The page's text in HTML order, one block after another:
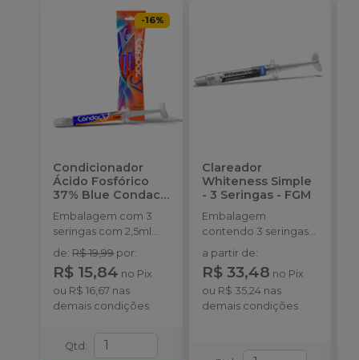
-16%
Condicionador
Ácido Fosfórico
37% Blue Condac-
FGM
Embalagem com 3
seringas com 2,5ml
cada uma e 3
ponteiras para
aplicação.
de:R$ 19,99 por:
R$ 15,84 no Pix
ou R$ 16,67 nas
demais condições
Qtd:
Clareador
Whiteness Simple
- 3 Seringas- FGM
Embalagem
contendo 3 seringas
com 3g de gel cada
uma.
a partir de:
R$ 33,48 no Pix
ou R$ 35,24nas
demais condições